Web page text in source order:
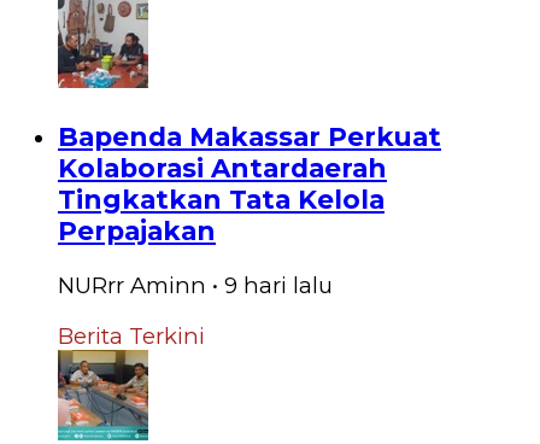
Bapenda Makassar Perkuat
Kolaborasi Antardaerah
Tingkatkan Tata Kelola
Perpajakan
NURrr Aminn • 9 hari lalu
Berita Terkini